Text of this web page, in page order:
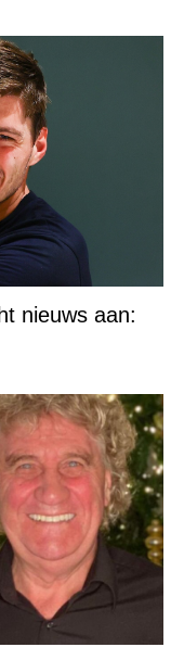
nieuws aan: